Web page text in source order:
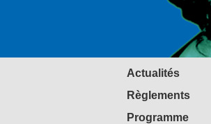
Actualités
Règlements
Programme